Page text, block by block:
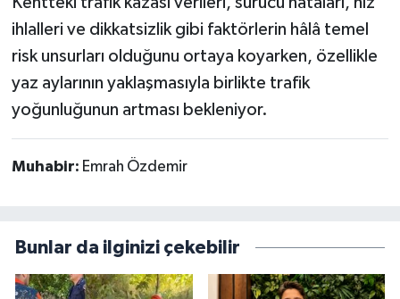
ihlalleri ve dikkatsizlik gibi faktörlerin hâlâ temel
risk unsurları olduğunu ortaya koyarken, özellikle
yaz aylarının yaklaşmasıyla birlikte trafik
yoğunluğunun artması bekleniyor.
Muhabir: Emrah Özdemir
Bunlar da ilginizi çekebilir